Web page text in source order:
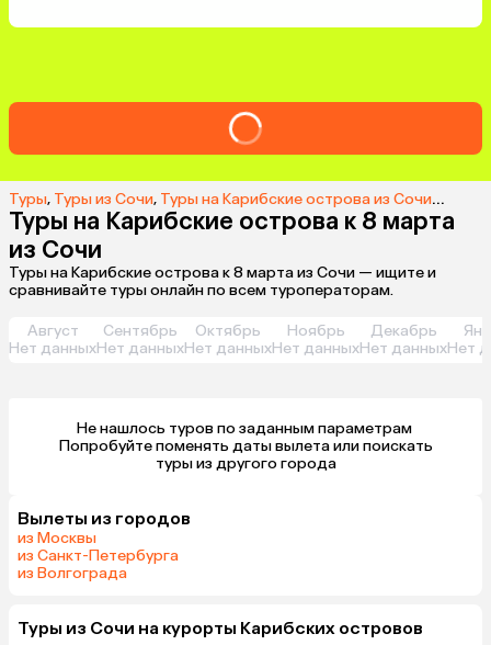
Туры, Туры из Сочи, Туры на Карибские острова из Сочи,Туры
Туры на Карибские острова к 8 марта
из Сочи
Туры на Карибские острова к 8 марта из Сочи — ищите и
сравнивайте туры онлайн по всем туроператорам.
Август
Нет данных
Сентябрь
Нет данных
Октябрь
Нет данных
Ноябрь
Нет данных
Декабрь
Нет данныхНет
Не нашлось туров по заданным параметрам
туры из другого города
Вылеты из городов
из Москвы
из Санкт-Петербурга
из Волгограда
Туры из Сочи на курорты Карибских островов